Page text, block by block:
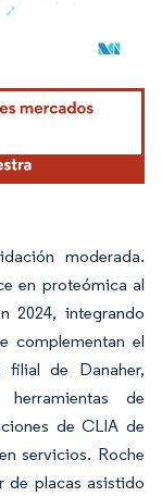
según CC BY 4.0.
moderada.
en proteómica al
2024, integrando
complementan el
filial de Danaher,
de
de CLIA de
servicios. Roche
de placas asistido